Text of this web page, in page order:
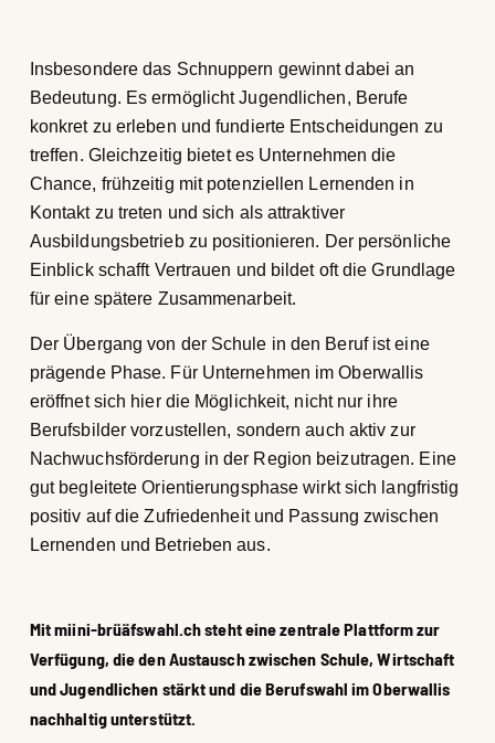
Insbesondere das Schnuppern gewinnt dabei an
Bedeutung. Es ermöglicht Jugendlichen, Berufe
konkret zu erleben und fundierte Entscheidungen zu
treffen. Gleichzeitig bietet es Unternehmen die
Chance, frühzeitig mit potenziellen Lernenden in
Kontakt zu treten und sich als attraktiver
Ausbildungsbetrieb zu positionieren. Der persönliche
Einblick schafft Vertrauen und bildet oft die Grundlage
für eine spätere Zusammenarbeit.
Der Übergang von der Schule in den Beruf ist eine
prägende Phase. Für Unternehmen im Oberwallis
eröffnet sich hier die Möglichkeit, nicht nur ihre
Berufsbilder vorzustellen, sondern auch aktiv zur
Nachwuchsförderung in der Region beizutragen. Eine
gut begleitete Orientierungsphase wirkt sich langfristig
positiv auf die Zufriedenheit und Passung zwischen
Lernenden und Betrieben aus.
Mit miini-brüäfswahl.ch steht eine zentrale Plattform zur
Verfügung, die den Austausch zwischen Schule, Wirtschaft
und Jugendlichen stärkt und die Berufswahl im Oberwallis
nachhaltig unterstützt.